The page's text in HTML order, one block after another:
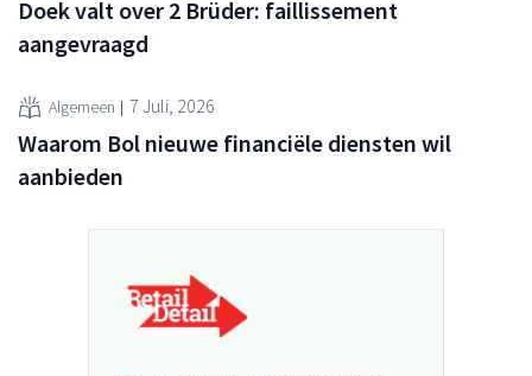
Doek valt over 2 Brüder: faillissement
aangevraagd
Algemeen 7 Juli, 2026
Waarom Bol nieuwe financiële diensten wil
aanbieden